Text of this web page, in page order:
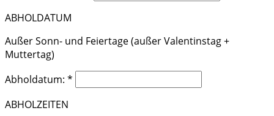
ABHOLDATUM
Außer Sonn- und Feiertage (außer Valentinstag +
Muttertag)
Abholdatum: *
ABHOLZEITEN